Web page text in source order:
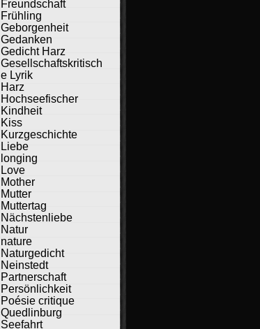
Freundschaft
Frühling
Geborgenheit
Gedanken
Gedicht Harz
Gesellschaftskritisch
e Lyrik
Harz
Hochseefischer
Kindheit
Kiss
Kurzgeschichte
Liebe
longing
Love
Mother
Mutter
Muttertag
Nächstenliebe
Natur
nature
Naturgedicht
Neinstedt
Partnerschaft
Persönlichkeit
Poésie critique
Quedlinburg
Seefahrt